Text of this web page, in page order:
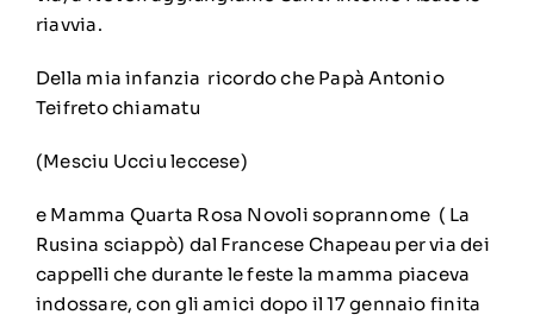
riavvia.
Della mia infanzia ricordo che Papà Antonio
Teifreto chiamatu
(Mesciu Ucciu leccese)
e Mamma Quarta Rosa Novoli soprannome ( La
Rusina sciappò) dal Francese Chapeau per via dei
cappelli che durante le feste la mamma piaceva
indossare, con gli amici dopo il 17 gennaio finita